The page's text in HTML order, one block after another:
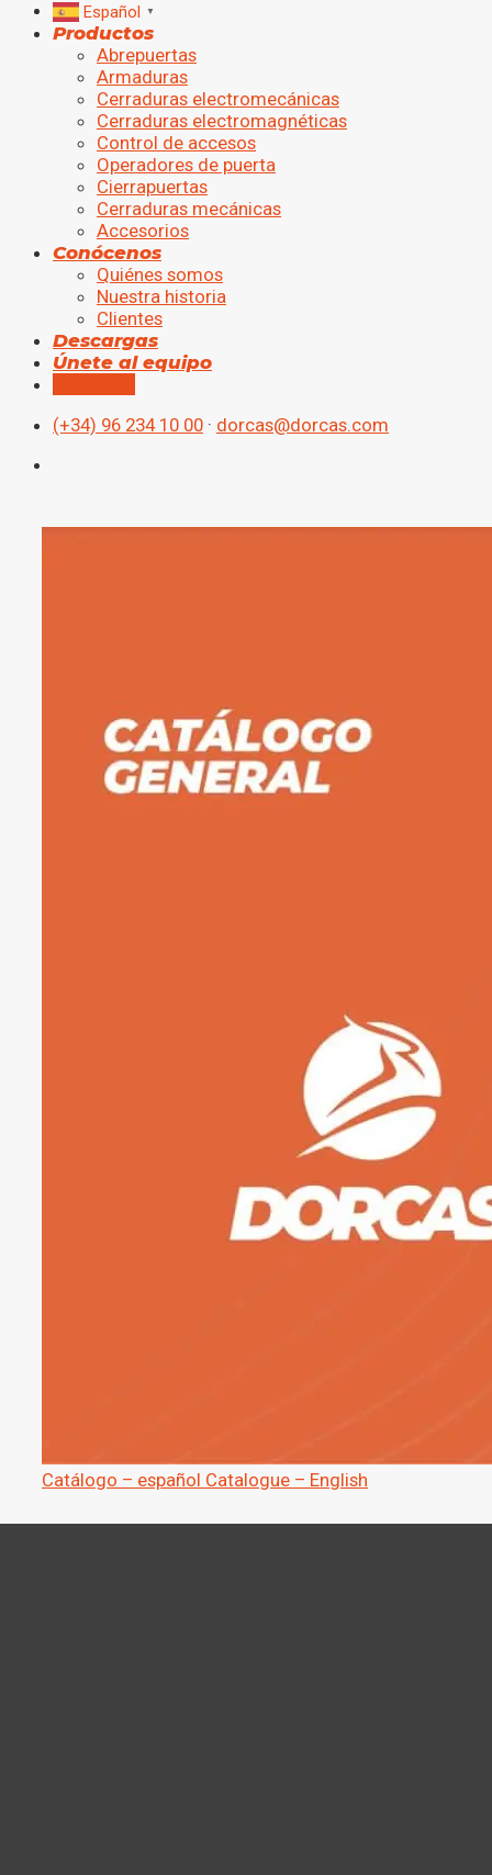
Español ▼
Productos
Abrepuertas
Armaduras
Cerraduras electromecánicas
Cerraduras electromagnéticas
Control de accesos
Operadores de puerta
Cierrapuertas
Cerraduras mecánicas
Accesorios
Conócenos
Quiénes somos
Nuestra historia
Clientes
Descargas
Únete al equipo
(+34) 96 234 10 00 · dorcas@dorcas.com
Catálogo – español Catalogue – English